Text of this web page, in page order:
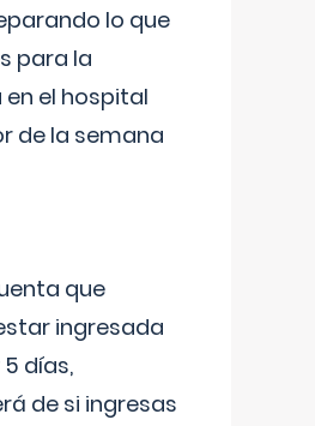
lo que
para la
el hospital
de la semana
que
ingresada
días,
de si ingresas